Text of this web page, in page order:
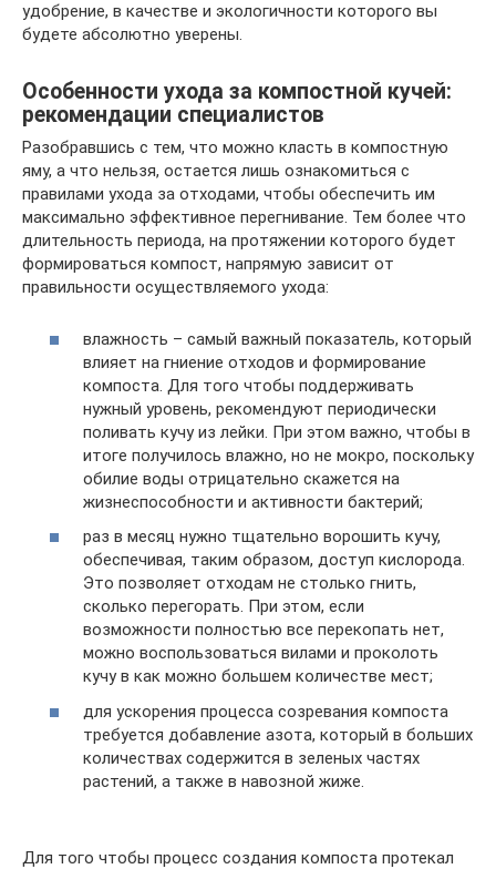
удобрение, в качестве и экологичности которого вы
будете абсолютно уверены.
Особенности ухода за компостной кучей:
рекомендации специалистов
Разобравшись с тем, что можно класть в компостную
яму, а что нельзя, остается лишь ознакомиться с
правилами ухода за отходами, чтобы обеспечить им
максимально эффективное перегнивание. Тем более что
длительность периода, на протяжении которого будет
формироваться компост, напрямую зависит от
правильности осуществляемого ухода:
влажность – самый важный показатель, который
влияет на гниение отходов и формирование
компоста. Для того чтобы поддерживать
нужный уровень, рекомендуют периодически
поливать кучу из лейки. При этом важно, чтобы в
итоге получилось влажно, но не мокро, поскольку
обилие воды отрицательно скажется на
жизнеспособности и активности бактерий;
раз в месяц нужно тщательно ворошить кучу,
обеспечивая, таким образом, доступ кислорода.
Это позволяет отходам не столько гнить,
сколько перегорать. При этом, если
возможности полностью все перекопать нет,
можно воспользоваться вилами и проколоть
кучу в как можно большем количестве мест;
для ускорения процесса созревания компоста
требуется добавление азота, который в больших
количествах содержится в зеленых частях
растений, а также в навозной жиже.
Для того чтобы процесс создания компоста протекал